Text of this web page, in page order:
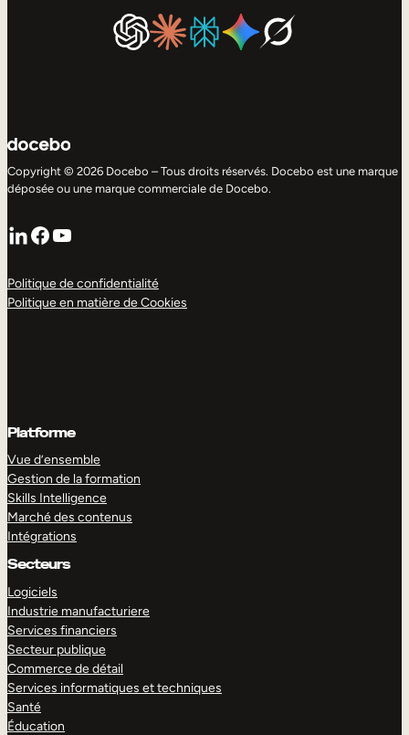
Copyright © 2026 Docebo – Tous droits réservés. Docebo est une marque
déposée ou une marque commerciale de Docebo.
LinkedIn
Facebook
YouTube
Politique de confidentialité
Politique en matière de Cookies
Platforme
Vue d’ensemble
Gestion de la formation
Skills Intelligence
Marché des contenus
Intégrations
Secteurs
Logiciels
Industrie manufacturiere
Services financiers
Secteur publique
Commerce de détail
Services informatiques et techniques
Santé
Éducation